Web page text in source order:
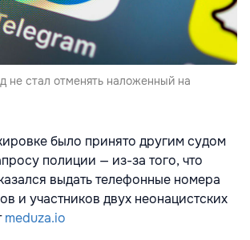
не стал отменять наложенный на
было принято другим судом
полиции — из-за того, что
выдать телефонные номера
и участников двух неонацистских
meduza.io